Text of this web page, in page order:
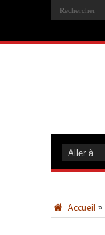
Accueil »